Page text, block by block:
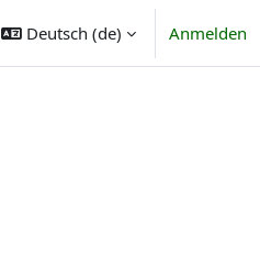
Deutsch ‎(de)‎ Anmelden